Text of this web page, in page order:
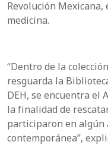
Revolución
medicina.
“Dentro de la
resguarda la
DEH, se encuentra el
la finalidad de
participaron en algún
contemporánea”,